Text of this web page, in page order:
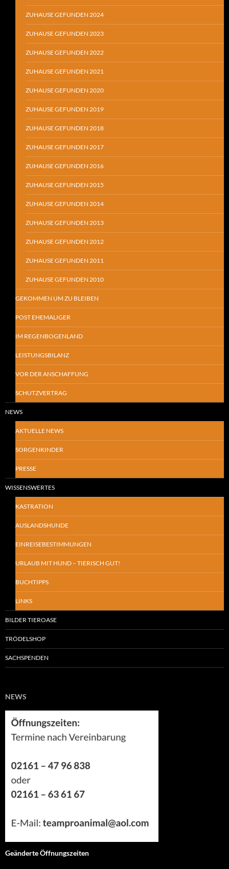
ZUHAUSE GEFUNDEN 2024
ZUHAUSE GEFUNDEN 2023
ZUHAUSE GEFUNDEN 2022
ZUHAUSE GEFUNDEN 2021
ZUHAUSE GEFUNDEN 2020
ZUHAUSE GEFUNDEN 2019
ZUHAUSE GEFUNDEN 2018
ZUHAUSE GEFUNDEN 2017
ZUHAUSE GEFUNDEN 2016
ZUHAUSE GEFUNDEN 2015
ZUHAUSE GEFUNDEN 2014
ZUHAUSE GEFUNDEN 2013
ZUHAUSE GEFUNDEN 2012
ZUHAUSE GEFUNDEN 2011
ZUHAUSE GEFUNDEN 2010
GEKOMMEN UM ZU BLEIBEN
POST EHEMALIGER
IM REGENBOGENLAND
LEISTUNGSBILANZ
VOR DER ANSCHAFFUNG
SCHUTZVERTRAG
NEWS
AKTUELLE NEWS
SORGENKINDER
PRESSE
WISSENSWERTES
KASTRATION
AUSLANDSHUNDE
EINREISEBESTIMMUNGEN
URLAUB MIT HUND – TIERISCH GUT!
BUCHTIPPS
LINKS
BILDER TIEROASE
TRÖDELSHOP
SACHSPENDEN
NEWS
Geänderte Öffnungszeiten